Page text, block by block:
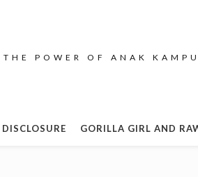
THE POWER OF ANAK
DISCLOSURE GORILLA GIRL AND